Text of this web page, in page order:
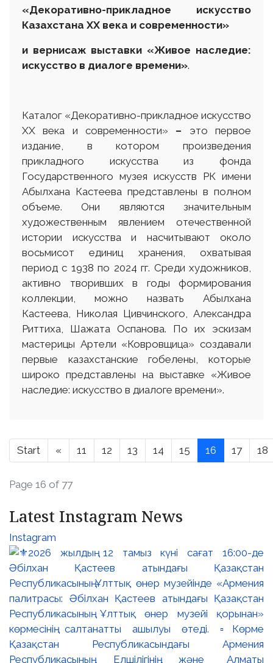
«Декоративно-прикладное искусство
Казахстана ХХ века и современности»
и вернисаж выставки «Живое наследие:
искусство в диалоге времени».
Каталог «Декоративно-прикладное искусство
ХХ века и современности» – это первое
издание, в котором произведения
прикладного искусства из фонда
Государственного музея искусств РК имени
Абылхана Кастеева представлены в полном
объеме. Они являются значительным
художественным явлением отечественной
истории искусства и насчитывают около
восьмисот единиц хранения, охватывая
период с 1938 по 2024 гг. Среди художников,
активно творивших в годы формирования
коллекции, можно назвать Абылхана
Кастеева, Николая Цивчинского, Александра
Риттиха, Шажата Оспанова. По их эскизам
мастерицы Артели «Ковровщица» создавали
первые казахстанские гобелены, которые
широко представлены на выставке «Живое
наследие: искусство в диалоге времени».
Start « 11 12 13 14 15 16 17 18
Page 16 of 77
Latest Instagram News
Instagram